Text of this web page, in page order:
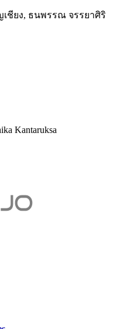
ชียง, ธนพรรณ จรรยาศิริ
Kantaruksa